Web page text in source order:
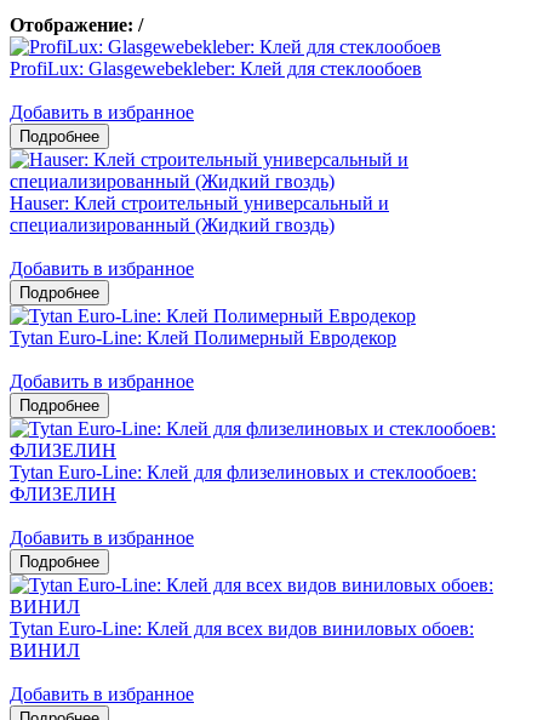
Отображение: /
ProfiLux: Glasgewebekleber: Клей для стеклообоев
Добавить в избранное
Hauser: Клей строительный универсальный и
специализированный (Жидкий гвоздь)
Добавить в избранное
Tytan Euro-Line: Клей Полимерный Евродекор
Добавить в избранное
Tytan Euro-Line: Клей для флизелиновых и стеклообоев:
ФЛИЗЕЛИН
Добавить в избранное
Tytan Euro-Line: Клей для всех видов виниловых обоев:
ВИНИЛ
Добавить в избранное